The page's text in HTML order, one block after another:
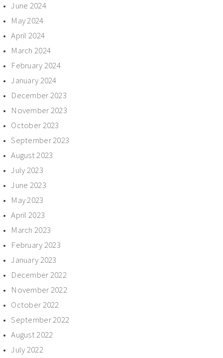
June 2024
May 2024
April 2024
March 2024
February 2024
January 2024
December 2023
November 2023
October 2023
September 2023
August 2023
July 2023
June 2023
May 2023
April 2023
March 2023
February 2023
January 2023
December 2022
November 2022
October 2022
September 2022
August 2022
July 2022